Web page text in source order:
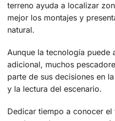
terreno ayuda a localizar
mejor los montajes y
natural.
Aunque la tecnología puede
adicional, muchos
parte de sus decisiones en
y la lectura del escenario.
Dedicar tiempo a conocer